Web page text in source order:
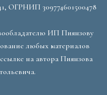
ОГРНИП 309774601500478
ИП Пиянзову
любых материалов
на автора Пиянзова